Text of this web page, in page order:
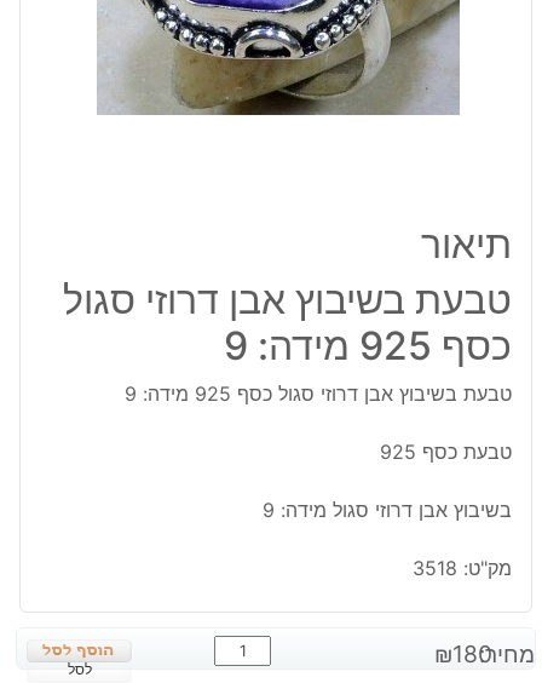
תיאור
טבעת בשיבוץ אבן דרוזי סגול
כסף 925 מידה: 9
טבעת בשיבוץ אבן דרוזי סגול כסף 925 מידה: 9
טבעת כסף 925
בשיבוץ אבן דרוזי סגול מידה: 9
מק"ט: 3518
מחיר: ₪180
כמות
של
לסל